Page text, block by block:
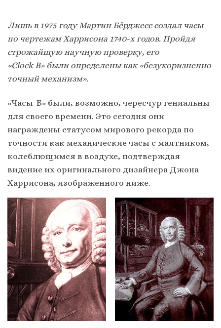
Лишь в 1975 году Мартин Бёрджесс создал часы
по чертежам Харрисона 1740-х годов. Пройдя
строжайшую научную проверку, его
«Clock B» были определены как «безукоризненно
точный механизм».
«Часы-Б» были, возможно, чересчур гениальны
для своего времени. Это сегодня они
награждены статусом мирового рекорда по
точности как механические часы с маятником,
колеблющимся в воздухе, подтверждая
видение их оригинального дизайнера Джона
Харрисона, изображенного ниже.